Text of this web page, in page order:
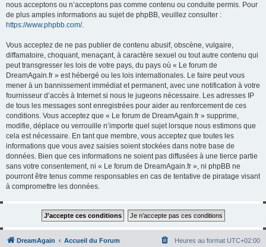
nous acceptons ou n’acceptons pas comme contenu ou conduite permis. Pour
de plus amples informations au sujet de phpBB, veuillez consulter :
https://www.phpbb.com/.
Vous acceptez de ne pas publier de contenu abusif, obscène, vulgaire,
diffamatoire, choquant, menaçant, à caractère sexuel ou tout autre contenu qui
peut transgresser les lois de votre pays, du pays où « Le forum de
DreamAgain.fr » est hébergé ou les lois internationales. Le faire peut vous
mener à un bannissement immédiat et permanent, avec une notification à votre
fournisseur d’accès à Internet si nous le jugeons nécessaire. Les adresses IP
de tous les messages sont enregistrées pour aider au renforcement de ces
conditions. Vous acceptez que « Le forum de DreamAgain.fr » supprime,
modifie, déplace ou verrouille n’importe quel sujet lorsque nous estimons que
cela est nécessaire. En tant que membre, vous acceptez que toutes les
informations que vous avez saisies soient stockées dans notre base de
données. Bien que ces informations ne soient pas diffusées à une tierce partie
sans votre consentement, ni « Le forum de DreamAgain.fr », ni phpBB ne
pourront être tenus comme responsables en cas de tentative de piratage visant
à compromettre les données.
DreamAgain Accueil du Forum Heures au format UTC+02:00